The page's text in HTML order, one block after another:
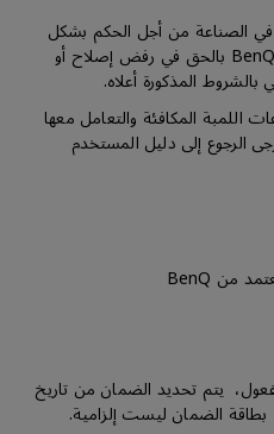
في الصناعة من أجل الحكم بشكل
صحيح على سطوع اللمبة، تحتفظ BenQ بالحق في رفض إصلاح أو
المذكورة أعلاه.
المكافئة والتعامل معها
الرجوع إلى دليل المستخدم
يتم تحديد الضمان من تاريخ
الضمان ليست إلزامية.